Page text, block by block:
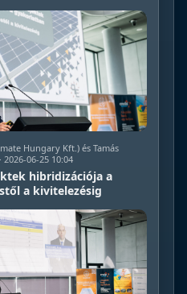
Hungary Kft.) és Tamás
06-25 10:04
hibridizációja a
a kivitelezésig